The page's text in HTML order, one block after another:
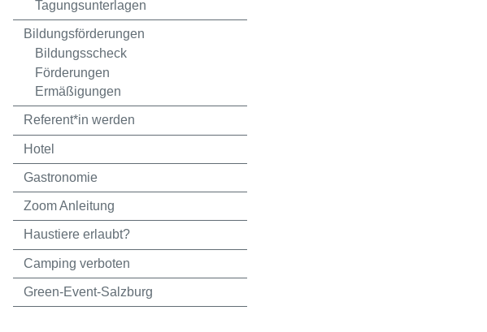
Tagungsunterlagen
Bildungsförderungen
Bildungsscheck
Förderungen
Ermäßigungen
Referent*in werden
Hotel
Gastronomie
Zoom Anleitung
Haustiere erlaubt?
Camping verboten
Green-Event-Salzburg